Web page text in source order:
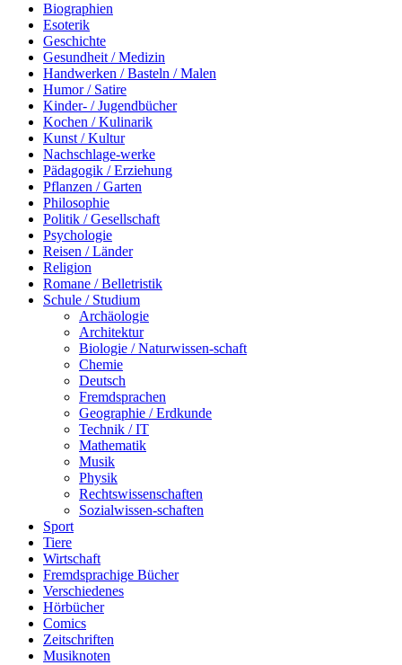
Biographien
Esoterik
Geschichte
Gesundheit / Medizin
Handwerken / Basteln / Malen
Humor / Satire
Kinder- / Jugendbücher
Kochen / Kulinarik
Kunst / Kultur
Nachschlage-werke
Pädagogik / Erziehung
Pflanzen / Garten
Philosophie
Politik / Gesellschaft
Psychologie
Reisen / Länder
Religion
Romane / Belletristik
Schule / Studium
Archäologie
Architektur
Biologie / Naturwissen-schaft
Chemie
Deutsch
Fremdsprachen
Geographie / Erdkunde
Technik / IT
Mathematik
Musik
Physik
Rechtswissenschaften
Sozialwissen-schaften
Sport
Tiere
Wirtschaft
Fremdsprachige Bücher
Verschiedenes
Hörbücher
Comics
Zeitschriften
Musiknoten